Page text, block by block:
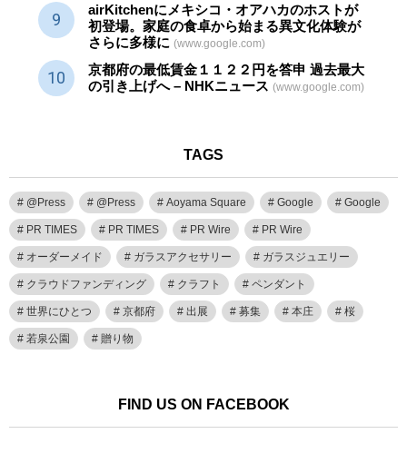
airKitchenにメキシコ・オアハカのホストが
初登場。家庭の食卓から始まる異文化体験が
さらに多様に (www.google.com)
京都府の最低賃金１１２２円を答申 過去最大
の引き上げへ – NHKニュース (www.google.com)
TAGS
@Press @Press Aoyama Square Google Google
PR TIMES PR TIMES PR Wire PR Wire
オーダーメイド ガラスアクセサリー ガラスジュエリー
クラウドファンディング クラフト ペンダント
世界にひとつ 京都府 出展 募集 本庄 桜
若泉公園 贈り物
FIND US ON FACEBOOK